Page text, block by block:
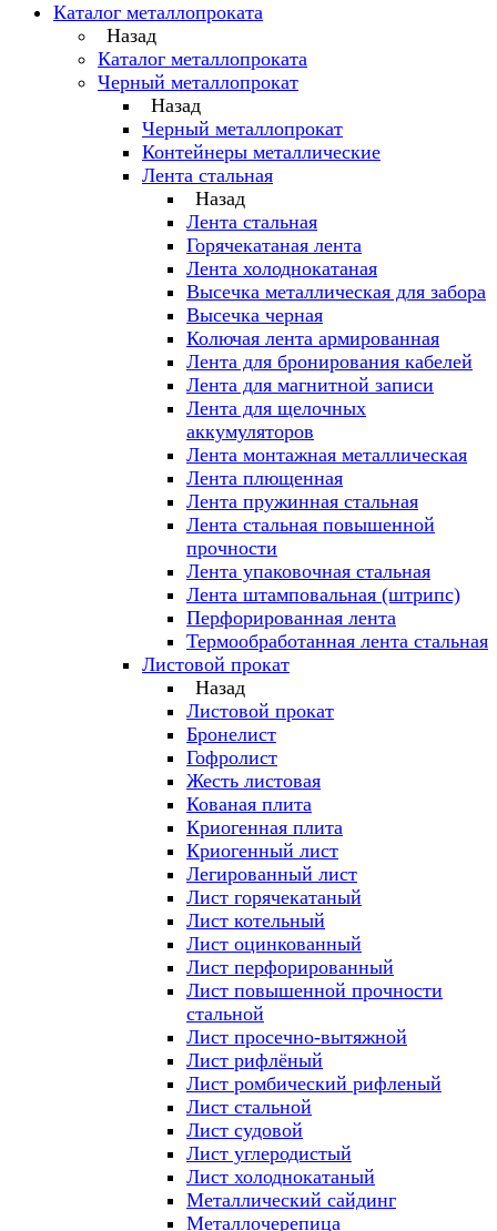
Каталог металлопроката
Назад
Каталог металлопроката
Черный металлопрокат
Назад
Черный металлопрокат
Контейнеры металлические
Лента стальная
Назад
Лента стальная
Горячекатаная лента
Лента холоднокатаная
Высечка металлическая для забора
Высечка черная
Колючая лента армированная
Лента для бронирования кабелей
Лента для магнитной записи
Лента для щелочных
аккумуляторов
Лента монтажная металлическая
Лента плющенная
Лента пружинная стальная
Лента стальная повышенной
прочности
Лента упаковочная стальная
Лента штамповальная (штрипс)
Перфорированная лента
Термообработанная лента стальная
Листовой прокат
Назад
Листовой прокат
Бронелист
Гофролист
Жесть листовая
Кованая плита
Криогенная плита
Криогенный лист
Легированный лист
Лист горячекатаный
Лист котельный
Лист оцинкованный
Лист перфорированный
Лист повышенной прочности
стальной
Лист просечно-вытяжной
Лист рифлёный
Лист ромбический рифленый
Лист стальной
Лист судовой
Лист углеродистый
Лист холоднокатаный
Металлический сайдинг
Металлочерепица